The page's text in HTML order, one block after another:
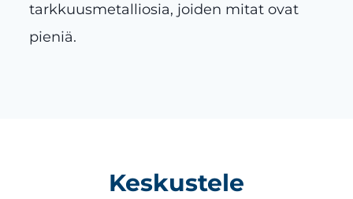
tarkkuusmetalliosia, joiden mitat ovat
pieniä.
Keskustele